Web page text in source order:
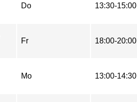
Do 13:30-15:00
Fr 18:00-20:00
Mo 13:00-14:30